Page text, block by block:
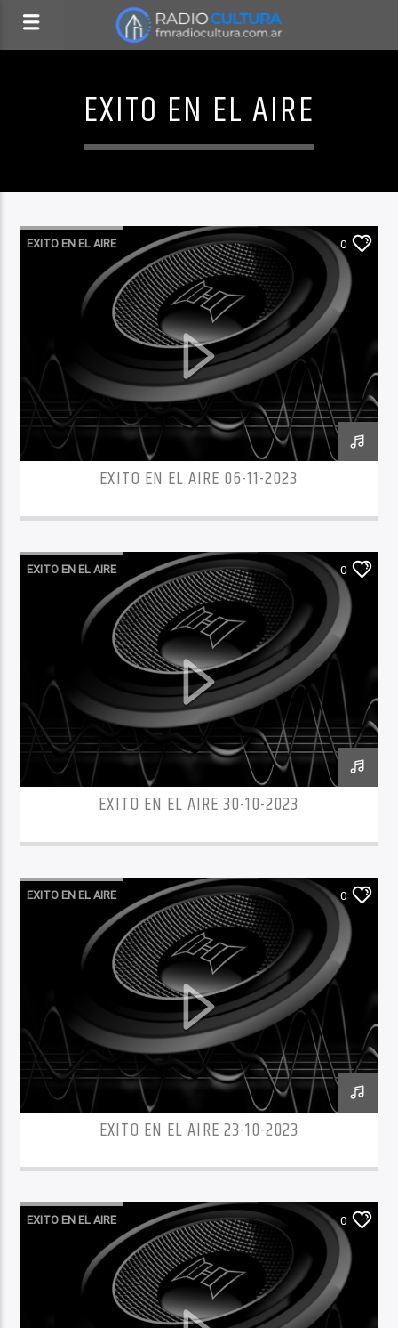
EXITO EN EL AIRE
EXITO EN EL AIRE 0
EXITO EN EL AIRE 06-11-2023
EXITO EN EL AIRE 0
EXITO EN EL AIRE 30-10-2023
EXITO EN EL AIRE 0
EXITO EN EL AIRE 23-10-2023
EXITO EN EL AIRE 0